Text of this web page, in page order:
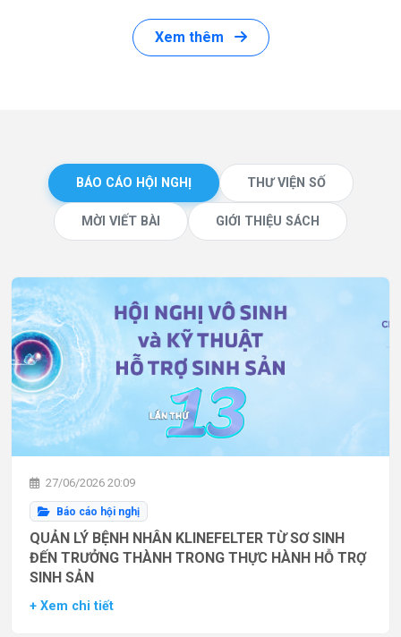
Xem thêm
BÁO CÁO HỘI NGHỊ THƯ VIỆN SỐ
MỜI VIẾT BÀI GIỚI THIỆU SÁCH
27/06/2026 20:09
Báo cáo hội nghị
QUẢN LÝ BỆNH NHÂN KLINEFELTER TỪ SƠ SINH
ĐẾN TRƯỞNG THÀNH TRONG THỰC HÀNH HỖ TRỢ
SINH SẢN
+ Xem chi tiết